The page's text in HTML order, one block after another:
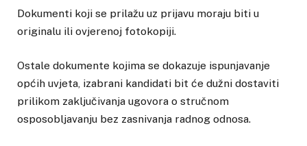
Dokumenti koji se prilažu uz prijavu moraju biti u
originalu ili ovjerenoj fotokopiji.
Ostale dokumente kojima se dokazuje ispunjavanje
općih uvjeta, izabrani kandidati bit će dužni dostaviti
prilikom zaključivanja ugovora o stručnom
osposobljavanju bez zasnivanja radnog odnosa.